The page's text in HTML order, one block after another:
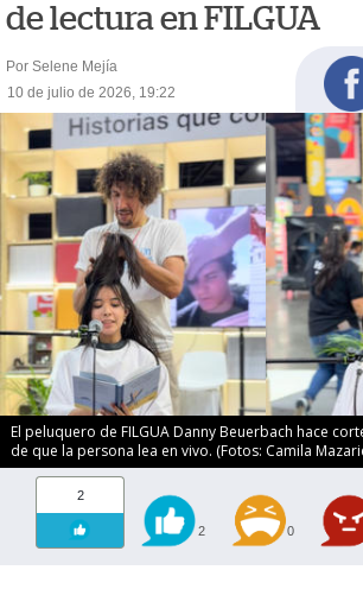
de lectura en FILGUA
Por Selene Mejía
10 de julio de 2026, 19:22
El peluquero de FILGUA Danny Beuerbach hace
de que la persona lea en vivo. (Fotos: Camila
2
2 0